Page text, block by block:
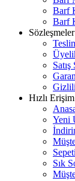
Barf
Barf
Sözleşmeler
Hızlı Erişim
Yeni
Sık